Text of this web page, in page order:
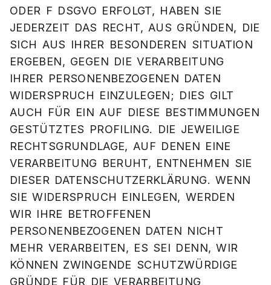
ODER F DSGVO ERFOLGT, HABEN SIE
JEDERZEIT DAS RECHT, AUS GRÜNDEN, DIE
SICH AUS IHRER BESONDEREN SITUATION
ERGEBEN, GEGEN DIE VERARBEITUNG
IHRER PERSONENBEZOGENEN DATEN
WIDERSPRUCH EINZULEGEN; DIES GILT
AUCH FÜR EIN AUF DIESE BESTIMMUNGEN
GESTÜTZTES PROFILING. DIE JEWEILIGE
RECHTSGRUNDLAGE, AUF DENEN EINE
VERARBEITUNG BERUHT, ENTNEHMEN SIE
DIESER DATENSCHUTZERKLÄRUNG. WENN
SIE WIDERSPRUCH EINLEGEN, WERDEN
WIR IHRE BETROFFENEN
PERSONENBEZOGENEN DATEN NICHT
MEHR VERARBEITEN, ES SEI DENN, WIR
KÖNNEN ZWINGENDE SCHUTZWÜRDIGE
GRÜNDE FÜR DIE VERARBEITUNG